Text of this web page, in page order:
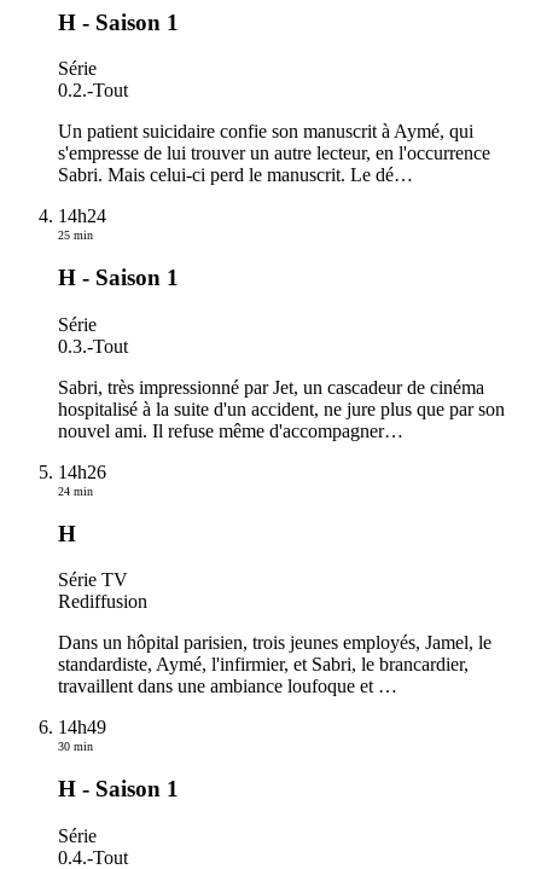
H - Saison 1
Série
0.2.-Tout
Un patient suicidaire confie son manuscrit à Aymé, qui
s'empresse de lui trouver un autre lecteur, en l'occurrence
Sabri. Mais celui-ci perd le manuscrit. Le dé…
14h24
25 min
H - Saison 1
Série
0.3.-Tout
Sabri, très impressionné par Jet, un cascadeur de cinéma
hospitalisé à la suite d'un accident, ne jure plus que par son
nouvel ami. Il refuse même d'accompagner…
14h26
24 min
H
Série TV
Rediffusion
Dans un hôpital parisien, trois jeunes employés, Jamel, le
standardiste, Aymé, l'infirmier, et Sabri, le brancardier,
travaillent dans une ambiance loufoque et …
14h49
30 min
H - Saison 1
Série
0.4.-Tout